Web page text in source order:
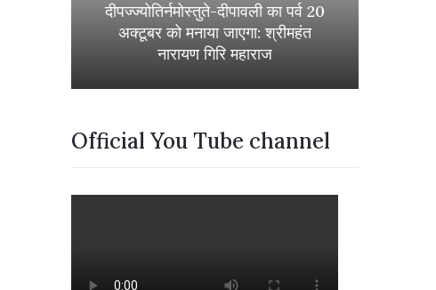
दीपज्ज्योतिर्नमोस्तुते-दीपावली का पर्व 20
अक्टूबर को मनाया जाएगा: श्रीमहंत
नारायण गिरि महाराज
Official You Tube channel